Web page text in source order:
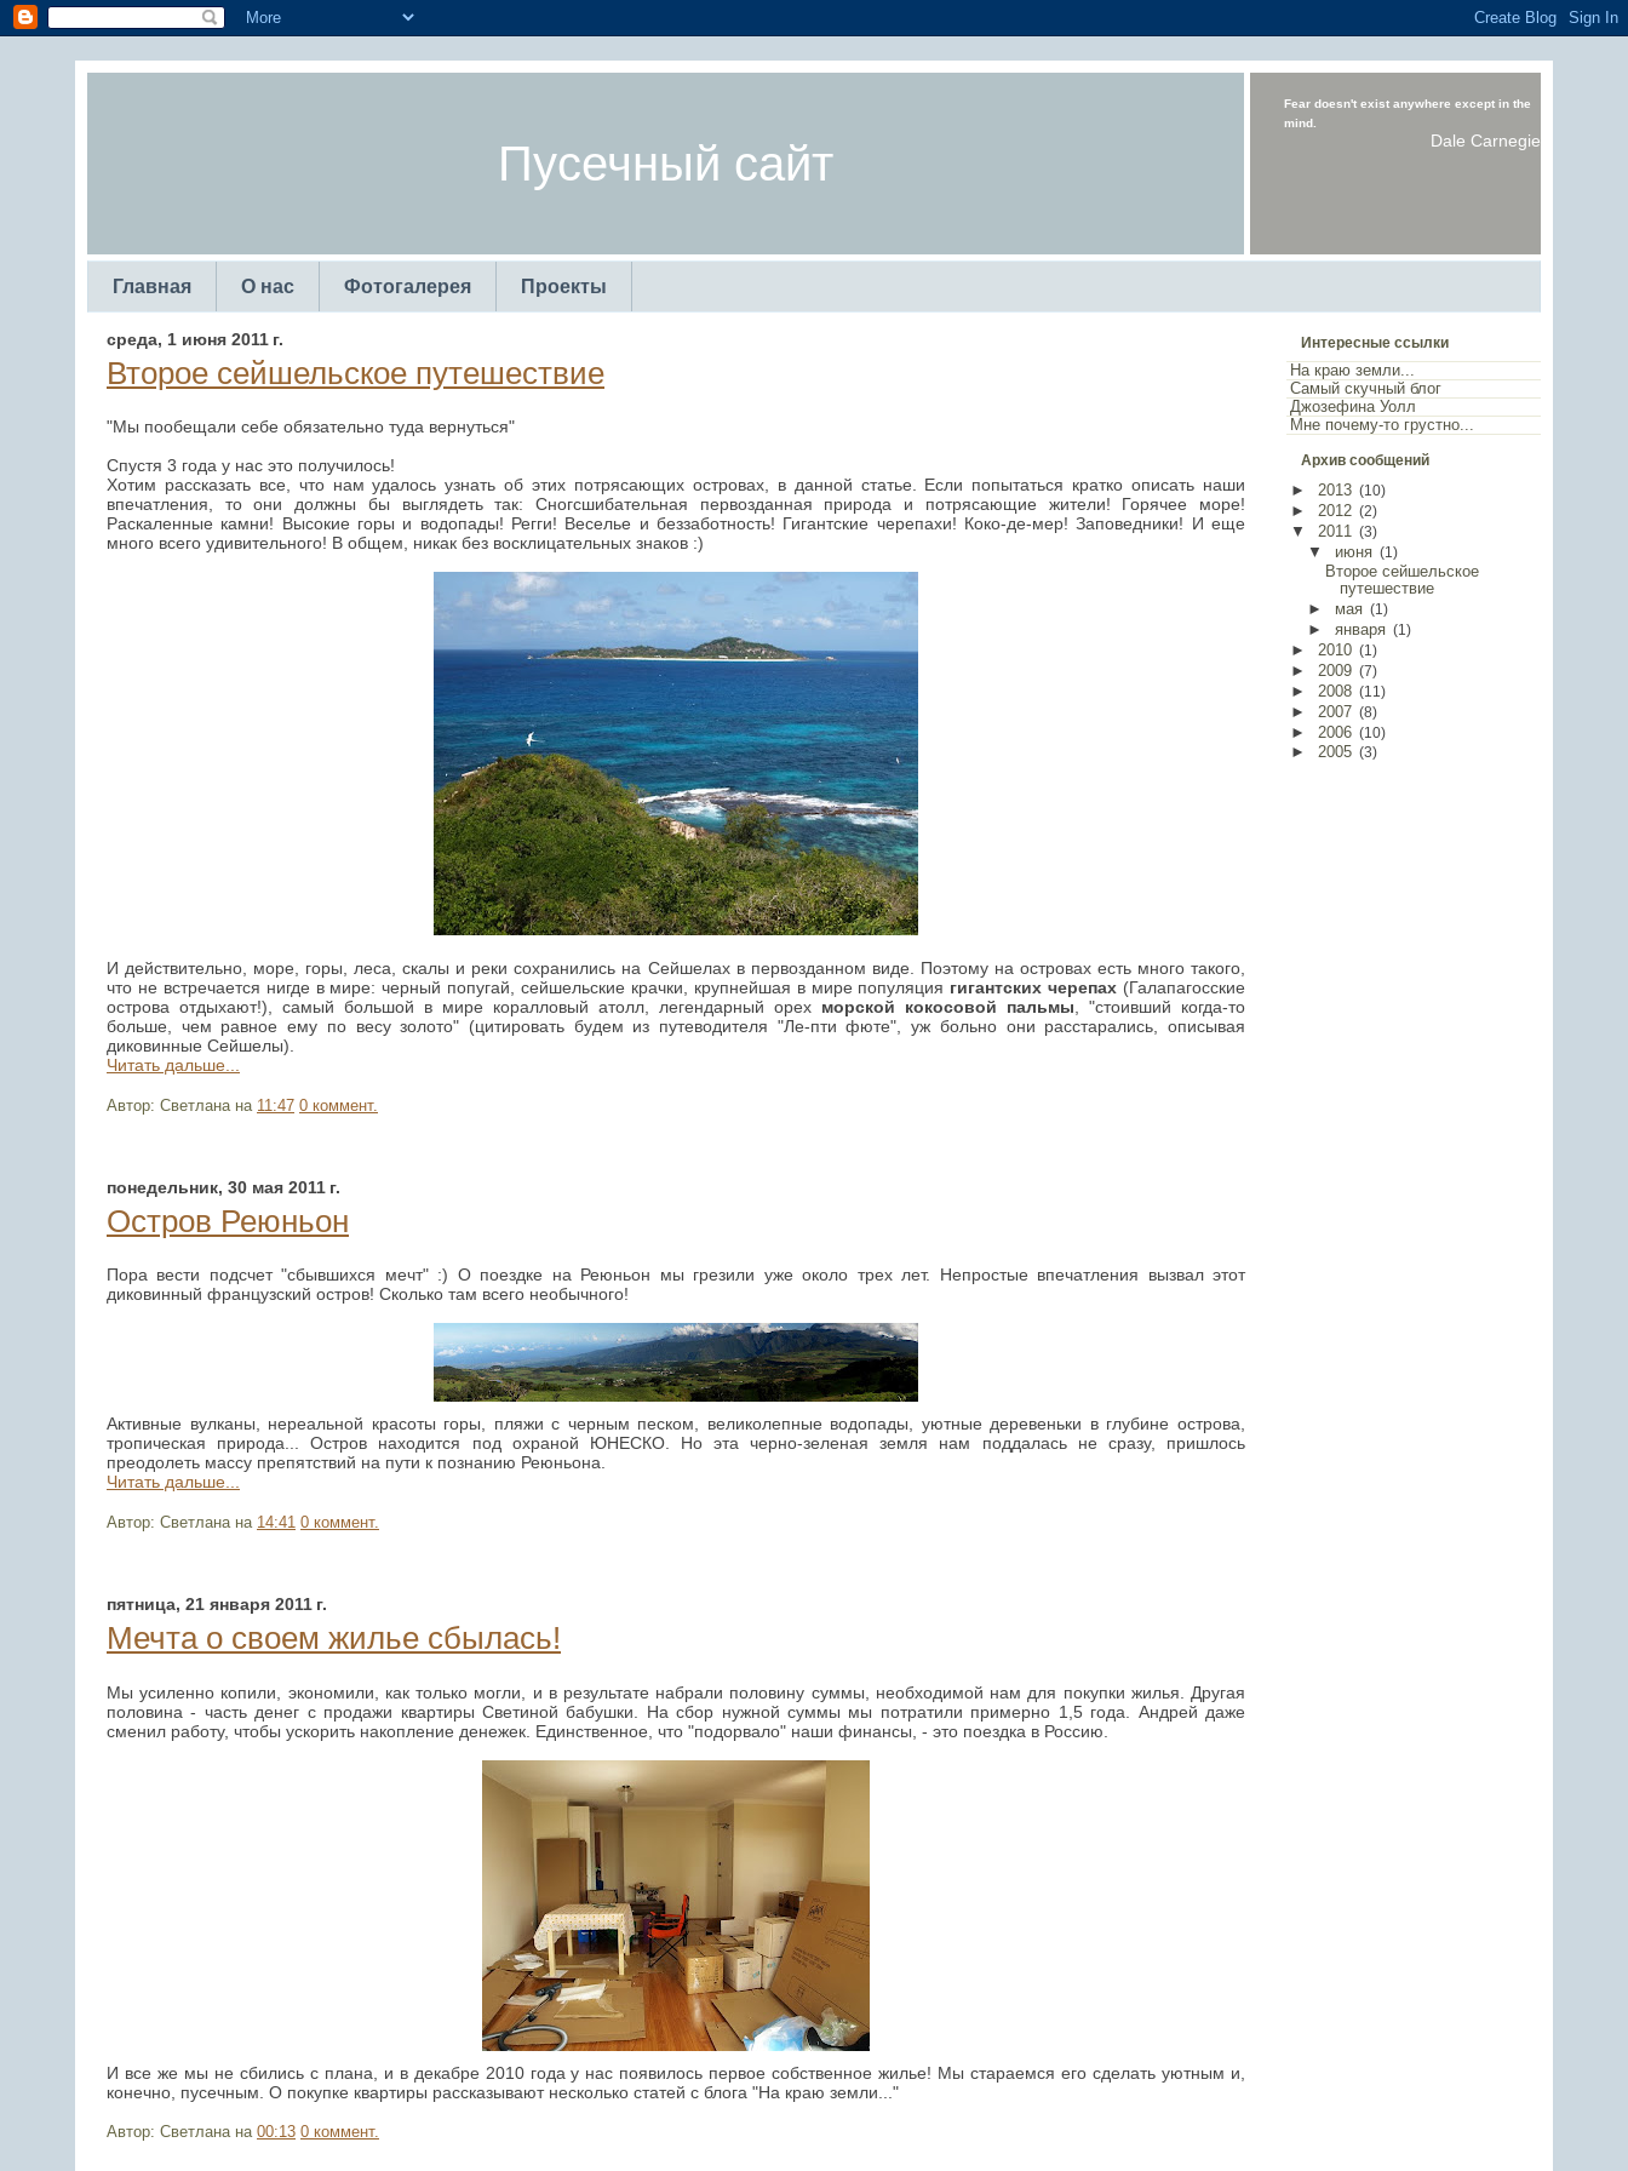
Пусечный сайт
Fear doesn't exist anywhere except in the
mind.
Dale Carnegie
Главная О нас Фотогалерея Проекты
среда, 1 июня 2011 г.
Второе сейшельское путешествие
"Мы пообещали себе обязательно туда вернуться"
Спустя 3 года у нас это получилось!
Хотим рассказать все, что нам удалось узнать об этих потрясающих островах, в данной статье. Если попытаться кратко описать наши
впечатления, то они должны бы выглядеть так: Сногсшибательная первозданная природа и потрясающие жители! Горячее море!
Раскаленные камни! Высокие горы и водопады! Регги! Веселье и беззаботность! Гигантские черепахи! Коко-де-мер! Заповедники! И еще
много всего удивительного! В общем, никак без восклицательных знаков :)
И действительно, море, горы, леса, скалы и реки сохранились на Сейшелах в первозданном виде. Поэтому на островах есть много такого,
что не встречается нигде в мире: черный попугай, сейшельские крачки, крупнейшая в мире популяция гигантских черепах (Галапагосские
острова отдыхают!), самый большой в мире коралловый атолл, легендарный орех морской кокосовой пальмы, "стоивший когда-то
больше, чем равное ему по весу золото" (цитировать будем из путеводителя "Ле-пти фюте", уж больно они расстарались, описывая
диковинные Сейшелы).
Читать дальше...
Автор: Светлана на 11:47 0 коммент.
понедельник, 30 мая 2011 г.
Остров Реюньон
Пора вести подсчет "сбывшихся мечт" :) О поездке на Реюньон мы грезили уже около трех лет. Непростые впечатления вызвал этот
диковинный французский остров! Сколько там всего необычного!
Активные вулканы, нереальной красоты горы, пляжи с черным песком, великолепные водопады, уютные деревеньки в глубине острова,
тропическая природа... Остров находится под охраной ЮНЕСКО. Но эта черно-зеленая земля нам поддалась не сразу, пришлось
преодолеть массу препятствий на пути к познанию Реюньона.
Читать дальше...
Автор: Светлана на 14:41 0 коммент.
пятница, 21 января 2011 г.
Мечта о своем жилье сбылась!
Мы усиленно копили, экономили, как только могли, и в результате набрали половину суммы, необходимой нам для покупки жилья. Другая
половина - часть денег с продажи квартиры Светиной бабушки. На сбор нужной суммы мы потратили примерно 1,5 года. Андрей даже
сменил работу, чтобы ускорить накопление денежек. Единственное, что "подорвало" наши финансы, - это поездка в Россию.
И все же мы не сбились с плана, и в декабре 2010 года у нас появилось первое собственное жилье! Мы стараемся его сделать уютным и,
конечно, пусечным. О покупке квартиры рассказывают несколько статей с блога "На краю земли..."
Автор: Светлана на 00:13 0 коммент.
Интересные ссылки
На краю земли...
Самый скучный блог
Джозефина Уолл
Мне почему-то грустно...
Архив сообщений
► 2013 (10)
► 2012 (2)
▼ 2011 (3)
▼ июня (1 )
Второе сейшельское
путешествие
►
мая (1 )
► января (1 )
► 2010 (1 )
► 2009 (7)
► 2008 (11 )
► 2007 (8)
► 2006 (10)
► 2005 (3)